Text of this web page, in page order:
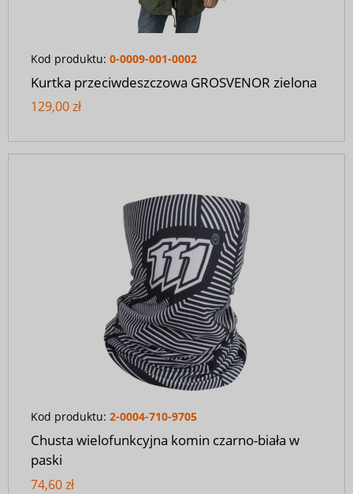
Kod produktu: 0-0009-001-0002
Kurtka przeciwdeszczowa GROSVENOR zielona
129,00 zł
Kod produktu: 2-0004-710-9705
Chusta wielofunkcyjna komin czarno-biała w
paski
74,60 zł